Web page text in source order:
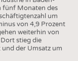
fünf Monaten des
um
von 4,9 Prozent
weiterhin von
stieg die
der Umsatz um